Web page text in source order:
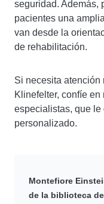
seguridad. Además,
pacientes una
van desde la
de rehabilitación.
Si necesita atención
Klinefelter, confíe
especialistas, que le
personalizado.
Montefiore
de la biblioteca